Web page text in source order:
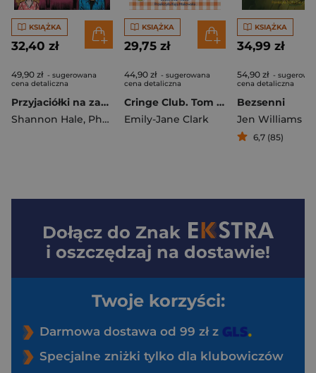
KSIĄŻKA
32,40 zł
49,90 zł - sugerowana
cena detaliczna
Przyjaciółki na zawsze
Shannon Hale, Pham LeUyen
KSIĄŻKA
29,75 zł
44,90 zł - sugerowana
cena detaliczna
Cringe Club. Tom 2. Bitwa besties
Emily-Jane Clark
KSIĄŻKA
34,99 zł
54,90 zł -
cena detaliczna
Bezsenni
Jen Williams
6,7 (85)
Dołącz do Znak
i oszczędzaj na dostawie!
Twoje korzyści:
Darmowa dostawa od 99 zł z
Specjalne zniżki tylko dla klubowiczów